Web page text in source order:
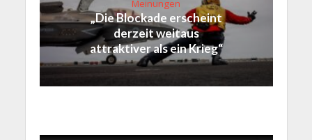
Meinungen
„Die Blockade erscheint
derzeit weitaus
attraktiver als ein Krieg“